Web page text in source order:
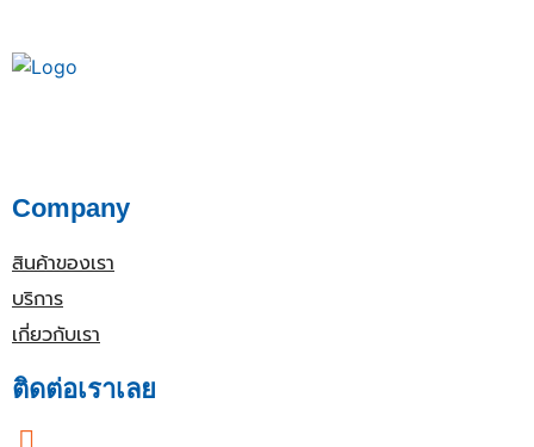
Company
สินค้าของเรา
บริการ
เกี่ยวกับเรา
ติดต่อเราเลย